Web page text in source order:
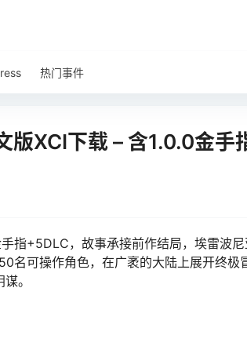
热门事件
版XCI下载 – 含1.0.0金手
指+5DLC，故事承接前作结局，埃雷波
名可操作角色，在广袤的大陆上展开终极
。